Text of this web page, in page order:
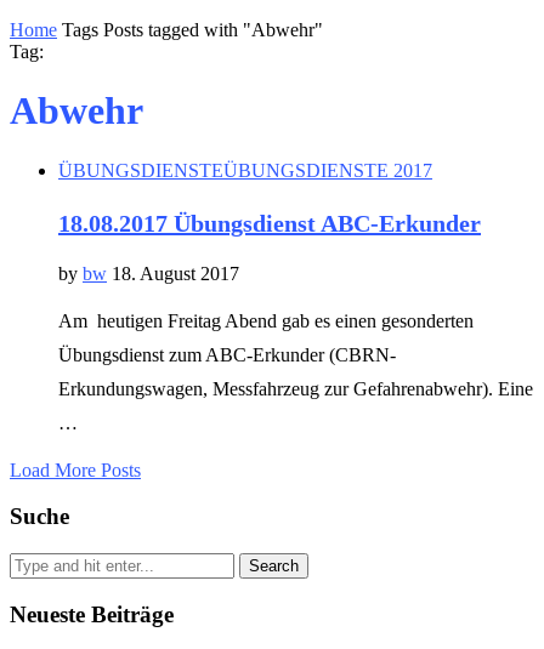
Home Tags Posts tagged with "Abwehr"
Tag:
Abwehr
ÜBUNGSDIENSTEÜBUNGSDIENSTE 2017
18.08.2017 Übungsdienst ABC-Erkunder
by bw 18. August 2017
Am heutigen Freitag Abend gab es einen gesonderten
Übungsdienst zum ABC-Erkunder (CBRN-
Erkundungswagen, Messfahrzeug zur Gefahrenabwehr). Eine
…
Load More Posts
Suche
Search
Neueste Beiträge